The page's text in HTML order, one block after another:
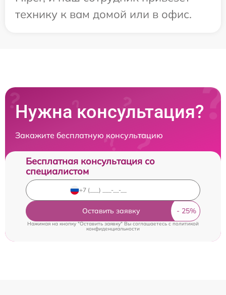
технику к вам домой или в офис.
Нужна консультация?
Закажите бесплатную консультацию
Бесплатная консультация со
специалистом
Оставить заявку
Нажимая на кнопку "Оставить заявку" Вы соглашаетесь cполитикой
конфиденциальности